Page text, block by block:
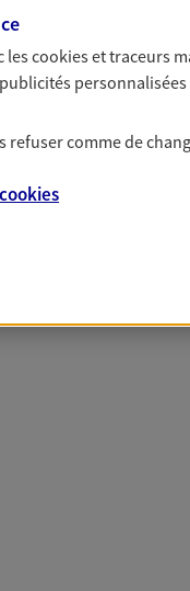
lescookies et traceurs
refuser comme de
cookies